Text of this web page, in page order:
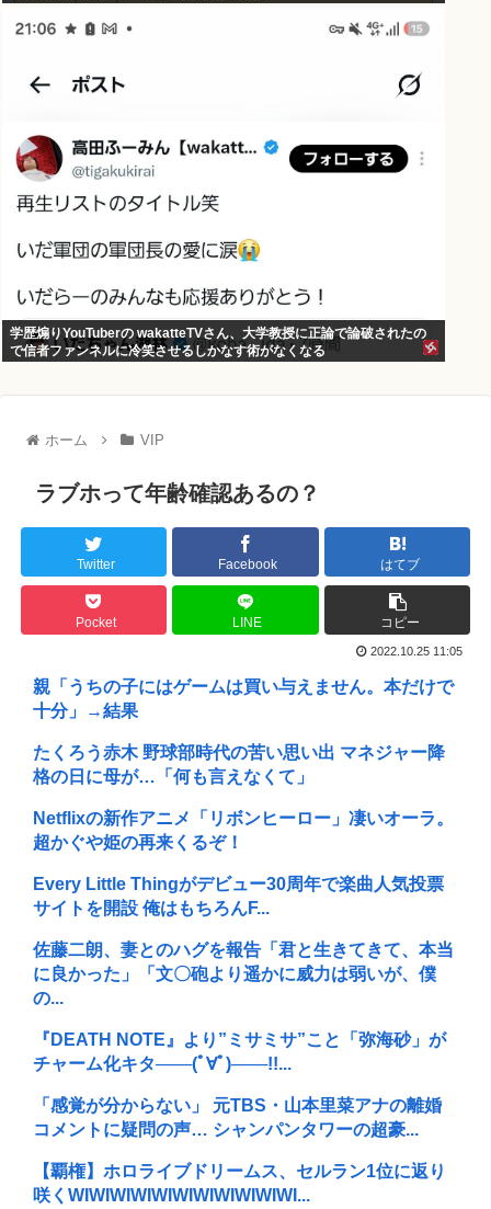
学歴煽りYouTuberの wakatteTVさん、大学教授に正論で論破されたの
で信者ファンネルに冷笑させるしかなす術がなくなる
ホーム VIP
ラブホって年齢確認あるの？
Twitter Facebook はてブ
Pocket LINE コピー
2022.10.25 11:05
親「うちの子にはゲームは買い与えません。本だけで
十分」→結果
たくろう赤木 野球部時代の苦い思い出 マネジャー降
格の日に母が…「何も言えなくて」
Netflixの新作アニメ「リボンヒーロー」凄いオーラ。
超かぐや姫の再来くるぞ！
Every Little Thingがデビュー30周年で楽曲人気投票
サイトを開設 俺はもちろんF...
佐藤二朗、妻とのハグを報告「君と生きてきて、本当
に良かった」「文〇砲より遥かに威力は弱いが、僕
の...
『DEATH NOTE』より”ミサミサ”こと「弥海砂」が
チャーム化キタ───(ﾟ∀ﾟ)───!!...
「感覚が分からない」 元TBS・山本里菜アナの離婚
コメントに疑問の声… シャンパンタワーの超豪...
【覇権】ホロライブドリームス、セルラン1位に返り
咲くWIWIWIWIWIWIWIWIWIWIWI...